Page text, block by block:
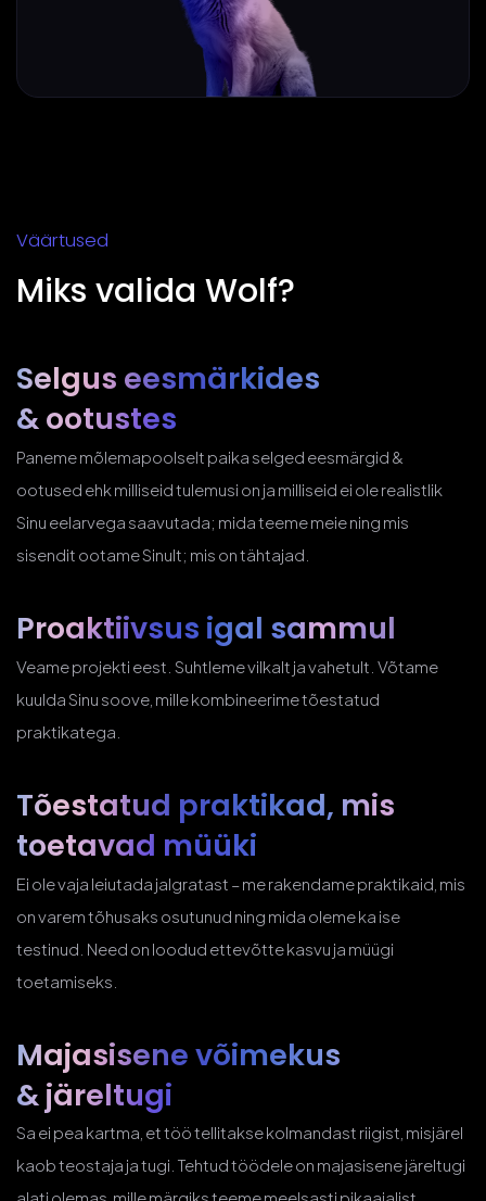
Väärtused
Miks valida Wolf?
Selgus eesmärkides
& ootustes
Paneme mõlemapoolselt paika selged eesmärgid &
ootused ehk milliseid tulemusi on ja milliseid ei ole realistlik
Sinu eelarvega saavutada; mida teeme meie ning mis
sisendit ootame Sinult; mis on tähtajad.
Proaktiivsus igal sammul
Veame projekti eest. Suhtleme vilkalt ja vahetult. Võtame
kuulda Sinu soove, mille kombineerime tõestatud
praktikatega.
Tõestatud praktikad, mis
toetavad müüki
Ei ole vaja leiutada jalgratast – me rakendame praktikaid, mis
on varem tõhusaks osutunud ning mida oleme ka ise
testinud. Need on loodud ettevõtte kasvu ja müügi
toetamiseks.
Majasisene võimekus
& järeltugi
Sa ei pea kartma, et töö tellitakse kolmandast riigist, misjärel
kaob teostaja ja tugi. Tehtud töödele on majasisene järeltugi